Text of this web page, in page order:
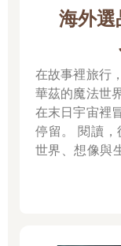
而給門鎖上鑰，表明
開了門……海外
在故事裡旅行，從閱
華茲的魔法世
在末日宇宙裡
停留。 閱讀，從來不只是閱讀。 而是一場關於
世界、想像與生活感的
起 限量空運商